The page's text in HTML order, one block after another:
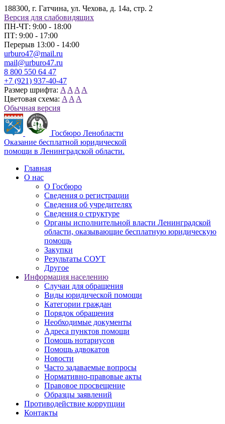
188300, г. Гатчина, ул. Чехова, д. 14а, стр. 2
Версия для слабовидящих
ПН-ЧТ: 9:00 - 18:00
ПТ: 9:00 - 17:00
Перерыв 13:00 - 14:00
urburo47@mail.ru
mail@urburo47.ru
8 800 550 64 47
+7 (921) 937-40-47
Размер шрифта: A A A A
Цветовая схема: A A A
Обычная версия
Госбюро Ленобласти
Оказание бесплатной юридической
помощи в Ленинградской области.
Главная
О нас
О Госбюро
Сведения о регистрации
Сведения об учредителях
Сведения о структуре
Органы исполнительной власти Ленинградской
области, оказывающие бесплатную юридическую
помощь
Закупки
Результаты СОУТ
Другое
Информация населению
Случаи для обращения
Виды юридической помощи
Категории граждан
Порядок обращения
Необходимые документы
Адреса пунктов помощи
Помощь нотариусов
Помощь адвокатов
Новости
Часто задаваемые вопросы
Нормативно-правовые акты
Правовое просвещение
Образцы заявлений
Противодействие коррупции
Контакты